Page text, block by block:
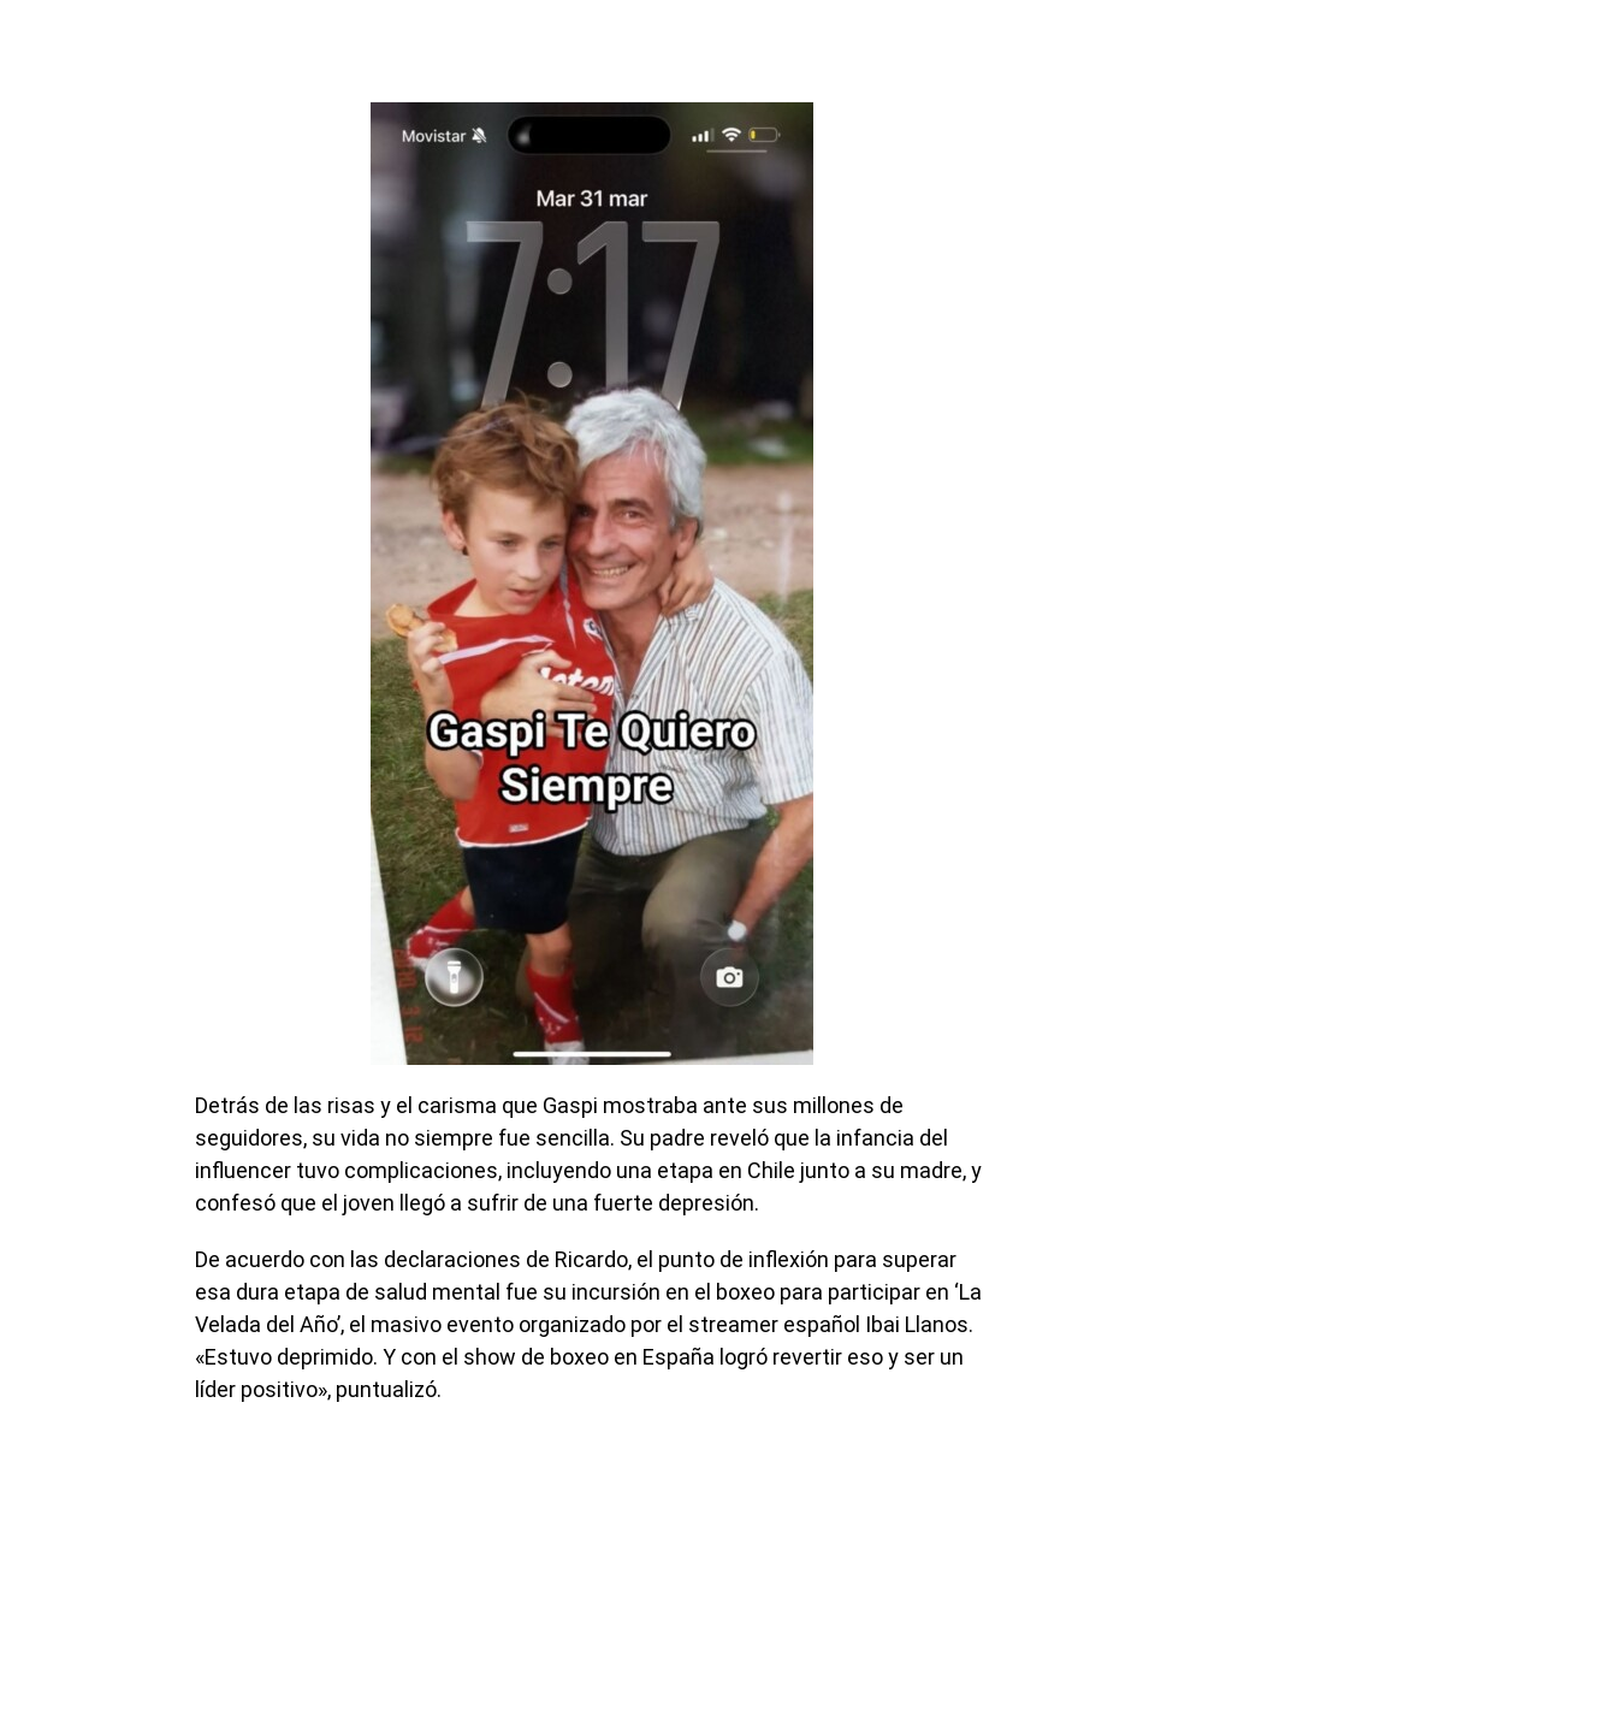
Detrás de las risas y el carisma que Gaspi mostraba ante sus millones de
seguidores, su vida no siempre fue sencilla. Su padre reveló que la infancia del
influencer tuvo complicaciones, incluyendo una etapa en Chile junto a su madre, y
confesó que el joven llegó a sufrir de una fuerte depresión.
De acuerdo con las declaraciones de Ricardo, el punto de inflexión para superar
esa dura etapa de salud mental fue su incursión en el boxeo para participar en ‘La
Velada del Año’, el masivo evento organizado por el streamer español Ibai Llanos.
«Estuvo deprimido. Y con el show de boxeo en España logró revertir eso y ser un
líder positivo», puntualizó.